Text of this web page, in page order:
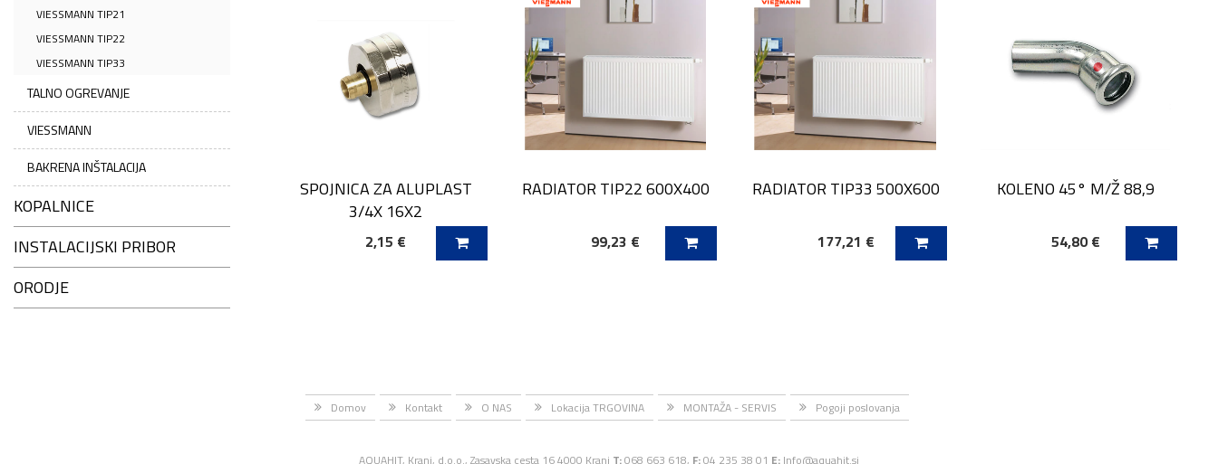
VIESSMANN TIP21
VIESSMANN TIP22
VIESSMANN TIP33
TALNO OGREVANJE
VIESSMANN
BAKRENA INŠTALACIJA
KOPALNICE
INSTALACIJSKI PRIBOR
ORODJE
SPOJNICA ZA ALUPLAST
3/4X 16X2
2,15 €
DODAJ V KOŠARICO
RADIATOR TIP22 600X400
99,23 €
DODAJ V KOŠARICO
RADIATOR TIP33 500X600
177,21 €
DODAJ V KOŠARICO
KOLENO 45° M/Ž 88,9
54,80 €
DODAJ V KOŠARICO
Domov Kontakt O NAS Lokacija TRGOVINA MONTAŽA - SERVIS Pogoji poslovanja
AQUAHIT, Kranj, d.o.o., Zasavska cesta 16 4000 Kranj T:068 663 618, F:04 235 38 01 E: Info@aquahit.si